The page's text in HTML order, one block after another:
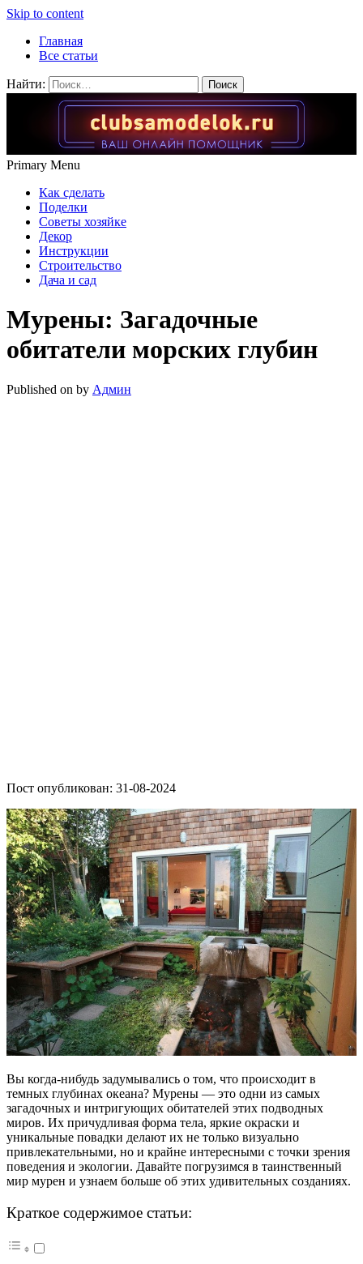
Skip to content
Главная
Все статьи
Найти:
Primary Menu
Как сделать
Поделки
Советы хозяйке
Декор
Инструкции
Строительство
Дача и сад
Мурены: Загадочные
обитатели морских глубин
Published on by Админ
Пост опубликован: 31-08-2024
Вы когда-нибудь задумывались о том, что происходит в
темных глубинах океана? Мурены — это одни из самых
загадочных и интригующих обитателей этих подводных
миров. Их причудливая форма тела, яркие окраски и
уникальные повадки делают их не только визуально
привлекательными, но и крайне интересными с точки зрения
поведения и экологии. Давайте погрузимся в таинственный
мир мурен и узнаем больше об этих удивительных созданиях.
Краткое содержимое статьи: